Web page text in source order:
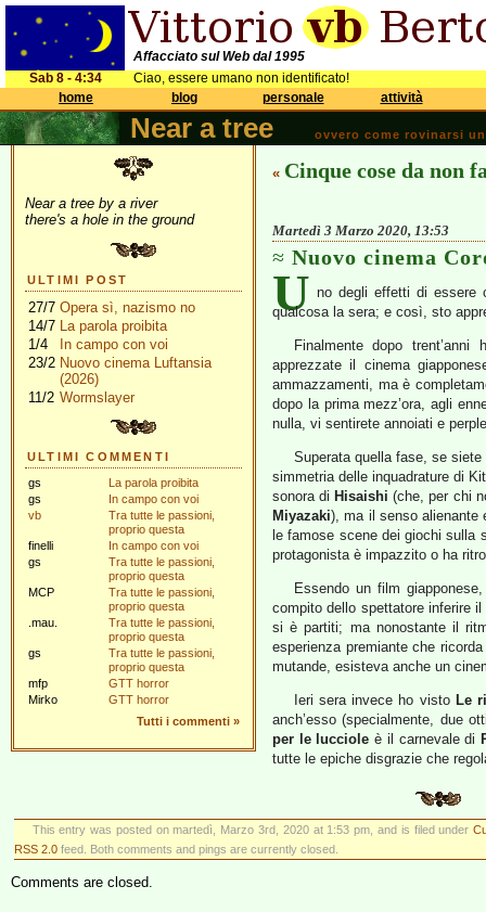
Affacciato sul Web dal 1995
Sab 8 - 4:34
Ciao, essere umano non identificato!
home
blog personale attività
Near a tree ovvero come rovinarsi
Near a tree by a river
there's a hole in the ground
ULTIMI POST
27/7 Opera sì, nazismo no
14/7 La parola proibita
1/4
In campo con voi
23/2 Nuovo cinema Luftansia
(2026)
11/2 Wormslayer
ULTIMI COMMENTI
gs
La parola proibita
gs
In campo con voi
vb
Tra tutte le passioni,
proprio questa
finelli
In campo con voi
gs
Tra tutte le passioni,
proprio questa
MCP
Tra tutte le passioni,
proprio questa
.mau.
Tra tutte le passioni,
proprio questa
gs
Tra tutte le passioni,
proprio questa
mfp
GTT horror
Mirko
GTT horror
Tutti i commenti »
« Cinque cose da non
Martedì 3 Marzo 2020, 13:53
Nuovo cinema
U no degli effetti di essere
qualcosa la sera; e così, sto
Finalmente dopo
apprezzate il cinema
ammazzamenti, ma è
dopo la prima mezz’ora, agli
nulla, vi sentirete annoiati e
Superata quella fase, se
simmetria delle inquadrature di
sonora di Hisaishi (che, per chi
Miyazaki), ma il senso alienante
le famose scene dei giochi sulla
protagonista è impazzito o ha
Essendo un film
compito dello spettatore inferire
si è partiti; ma nonostante il
esperienza premiante che
mutande, esisteva anche un
Ieri sera invece ho visto Le
anch’esso (specialmente, due
per le lucciole è il carnevale di
tutte le epiche disgrazie che
This entry was posted on martedì, Marzo 3rd, 2020 at 1:53 pm, and is filed under
RSS 2.0 feed. Both comments and pings are currently closed.
Comments are closed.